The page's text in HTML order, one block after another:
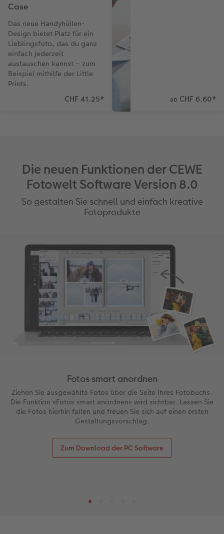
Case
Das neue Handyhüllen-
Design bietet Platz für ein
Lieblingsfoto, das du ganz
einfach jederzeit
austauschen kannst – zum
Beispiel mithilfe der Little
Prints.
CHF 41.25* ab CHF 6.60*
Die neuen Funktionen der CEWE
Fotowelt Software Version 8.0
So gestalten Sie schnell und einfach kreative
Fotoprodukte
Fotos smart anordnen
Ziehen Sie ausgewählte Fotos über die Seite Ihres Fotobuchs.
Die Funktion «Fotos smart anordnen» wird sichtbar. Lassen Sie
die Fotos hierhin fallen und freuen Sie sich auf einen ersten
Gestaltungsvorschlag.
Zum Download der PC Software